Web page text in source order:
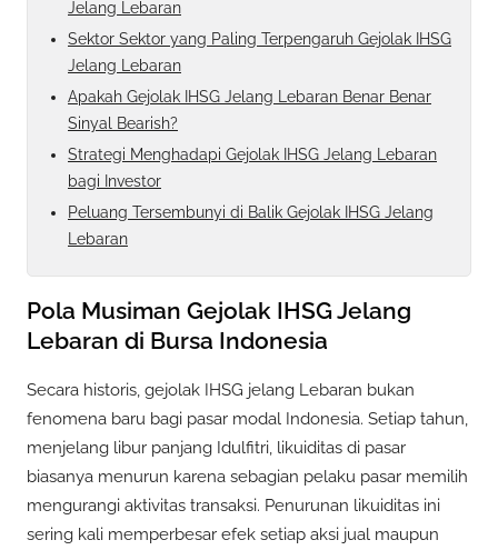
Jelang Lebaran
Sektor Sektor yang Paling Terpengaruh Gejolak IHSG
Jelang Lebaran
Apakah Gejolak IHSG Jelang Lebaran Benar Benar
Sinyal Bearish?
Strategi Menghadapi Gejolak IHSG Jelang Lebaran
bagi Investor
Peluang Tersembunyi di Balik Gejolak IHSG Jelang
Lebaran
Pola Musiman Gejolak IHSG Jelang
Lebaran di Bursa Indonesia
Secara historis, gejolak IHSG jelang Lebaran bukan
fenomena baru bagi pasar modal Indonesia. Setiap tahun,
menjelang libur panjang Idulfitri, likuiditas di pasar
biasanya menurun karena sebagian pelaku pasar memilih
mengurangi aktivitas transaksi. Penurunan likuiditas ini
sering kali memperbesar efek setiap aksi jual maupun